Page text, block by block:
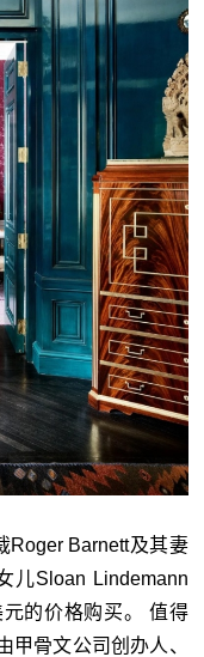
Roger Barnett及其妻
儿Sloan Lindemann
的价格购买。 值得
甲骨文公司创办人、